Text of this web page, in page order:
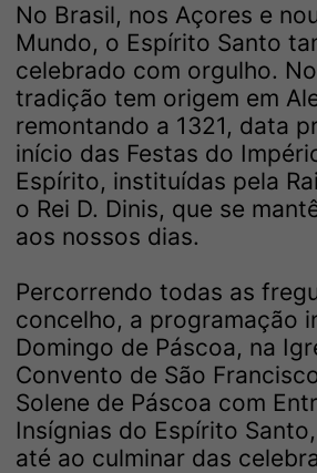
No Brasil, nos Açores e
Mundo, o Espírito Santo
celebrado com orgulho.
tradição tem origem em
remontando a 1321, data
início das Festas do
Espírito, instituídas pela
o Rei D. Dinis, que se
aos nossos dias.
Percorrendo todas as
concelho, a programação
Domingo de Páscoa, na
Convento de São
Solene de Páscoa com
Insígnias do Espírito
até ao culminar das